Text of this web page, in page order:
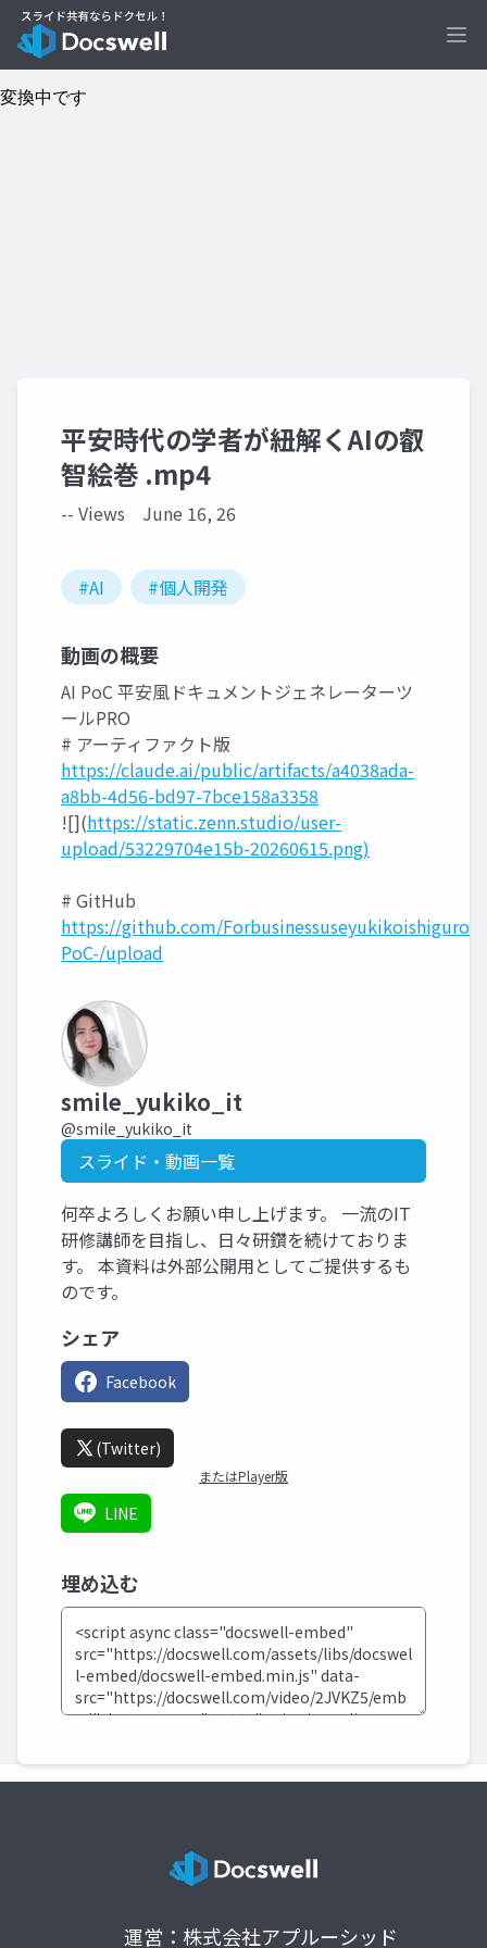
平安時代の学者が紐解くAIの叡
智絵巻 .mp4
-- Views June 16, 26
#AI #個人開発
動画の概要
AI PoC 平安風ドキュメントジェネレーターツ
ールPRO
# アーティファクト版
https://claude.ai/public/artifacts/a4038ada-
a8bb-4d56-bd97-7bce158a3358
![](https://static.zenn.studio/user-
upload/53229704e15b-20260615.png)
# GitHub
https://github.com/Forbusinessuseyukikoishiguro/-
PoC-/upload
smile_yukiko_it
@smile_yukiko_it
スライド・動画一覧
何卒よろしくお願い申し上げます。 一流のIT
研修講師を目指し、日々研鑽を続けておりま
す。 本資料は外部公開用としてご提供するも
のです。
シェア
Facebook
(Twitter)
またはPlayer版
LINE
埋め込む
運営：株式会社アプルーシッド